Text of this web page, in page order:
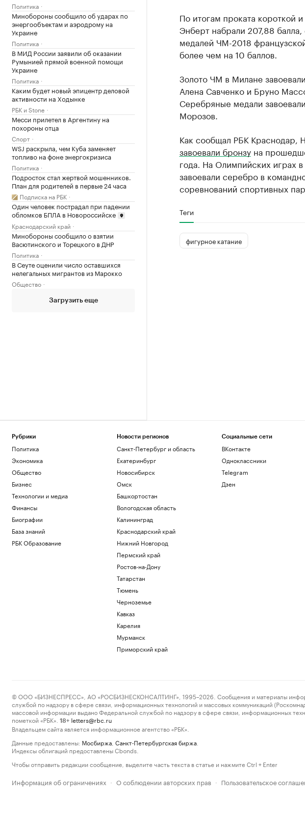
Политика
Минобороны сообщило об ударах по
энергообъектам и аэродрому на
Украине
Политика
В МИД России заявили об оказании
Румынией прямой военной помощи
Украине
Политика
Каким будет новый эпицентр деловой
активности на Ходынке
РБК и Stone
Месси прилетел в Аргентину на
похороны отца
Спорт
WSJ раскрыла, чем Куба заменяет
топливо на фоне энергокризиса
Политика
Подросток стал жертвой мошенников.
План для родителей в первые 24 часа
Подписка на РБК
Один человек пострадал при падении
обломков БПЛА в Новороссийске
Краснодарский край
Минобороны сообщило о взятии
Васютинского и Торецкого в ДНР
Политика
В Сеуте оценили число оставшихся
нелегальных мигрантов из Марокко
Общество
Загрузить еще
По итогам проката короткой
Энберт набрали 207,88 балла,
медалей ЧМ-2018
более чем на 10 баллов.
Золото ЧМ в Милане
Алена Савченко и Бруно
Серебряные медали
Морозов.
Как сообщал РБК Краснодар,
завоевали бронзуна
года. На Олимпийских играх
завоевали серебро в
соревнований спортивных
Теги
фигурное катание
Рубрики
Политика
Экономика
Общество
Бизнес
Технологии и медиа
Финансы
Биографии
База знаний
РБК Образование
Новости регионов
Санкт-Петербург и область
Екатеринбург
Новосибирск
Омск
Башкортостан
Вологодская область
Калининград
Краснодарский край
Нижний Новгород
Пермский край
Ростов-на-Дону
Татарстан
Тюмень
Черноземье
Кавказ
Карелия
Мурманск
Приморский край
Социальные сети
ВКонтакте
Одноклассники
Telegram
Дзен
© ООО «БИЗНЕСПРЕСС», АО «РОСБИЗНЕСКОНСАЛТИНГ», 1995–2026. Сообщения и материалы
службой по надзору в сфере связи, информационных технологий и массовых коммуникаций
массовой информации выдано Федеральной службой по надзору в сфере связи, информационных
пометкой «РБК».
18+ letters@rbc.ru
Владельцем сайта является информационное агентство «РБК».
Данные предоставлены: Мосбиржа Санкт-Петербургская биржа
Индексы облигаций предоставлены Cbonds.
Чтобы отправить редакции сообщение, выделите часть текста в статье и нажмите Ctrl + Enter
Информация об ограничениях · О соблюдении авторских прав · Пользовательское